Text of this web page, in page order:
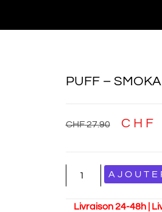
PUFF –
CHF27.90 CHF
Livraison 24-48h |